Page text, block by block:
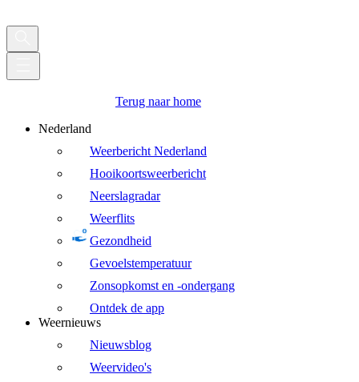
Terug naar home
Nederland
Weerbericht Nederland
Hooikoortsweerbericht
Neerslagradar
Weerflits
Gezondheid
Gevoelstemperatuur
Zonsopkomst en -ondergang
Ontdek de app
Weernieuws
Nieuwsblog
Weervideo's